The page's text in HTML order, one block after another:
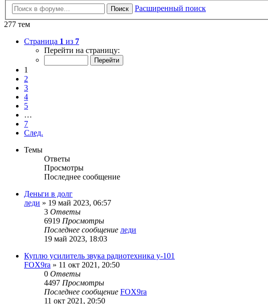
Поиск
Расширенный поиск
277 тем
Страница 1 из 7
Перейти на страницу:
1
2
3
4
5
…
7
След.
Темы
Ответы
Просмотры
Последнее сообщение
Деньги в долг
леди » 19 май 2023, 06:57
3 Ответы
6919 Просмотры
Последнее сообщение леди
19 май 2023, 18:03
Куплю усилитель звука радиотехника у-101
FOX9ra » 11 окт 2021, 20:50
0 Ответы
4497 Просмотры
Последнее сообщение FOX9ra
11 окт 2021, 20:50